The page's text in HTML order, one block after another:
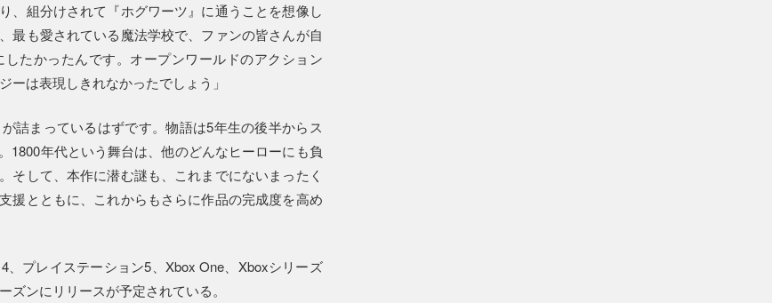
、組分けされて『ホグワーツ』に通うことを想像し
最も愛されている魔法学校で、ファンの皆さんが自
たかったんです。オープンワールドのアクション
は表現しきれなかったでしょう」
詰まっているはずです。物語は5年生の後半からス
1800年代という舞台は、他のどんなヒーローにも負
そして、本作に潜む謎も、これまでにないまったく
援とともに、これからもさらに作品の完成度を高め
、プレイステーション5、Xbox One、Xboxシリーズ
ズンにリリースが予定されている。